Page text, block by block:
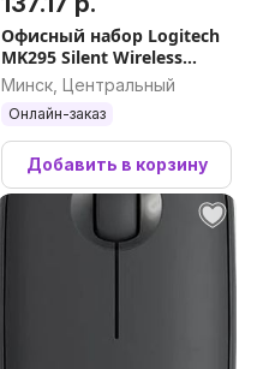
Офисный набор Logitech
MK295 Silent Wireless
Combo 920-009813
(графитовый)
Минск, Центральный
Онлайн-заказ
Добавить в корзину